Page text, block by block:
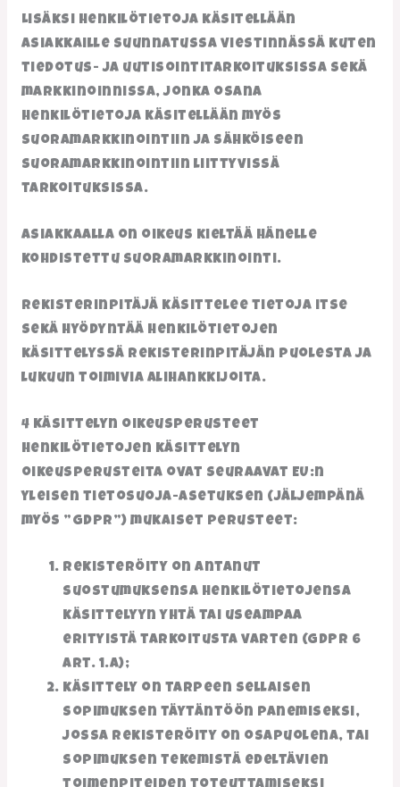
Lisäksi henkilötietoja käsitellään
asiakkaille suunnatussa viestinnässä kuten
tiedotus- ja uutisointitarkoituksissa sekä
markkinoinnissa, jonka osana
henkilötietoja käsitellään myös
suoramarkkinointiin ja sähköiseen
suoramarkkinointiin liittyvissä
tarkoituksissa.
Asiakkaalla on oikeus kieltää hänelle
kohdistettu suoramarkkinointi.
Rekisterinpitäjä käsittelee tietoja itse
sekä hyödyntää henkilötietojen
käsittelyssä rekisterinpitäjän puolesta ja
lukuun toimivia alihankkijoita.
4 Käsittelyn oikeusperusteet
Henkilötietojen käsittelyn
oikeusperusteita ovat seuraavat EU:n
yleisen tietosuoja-asetuksen (jäljempänä
myös ”GDPR”) mukaiset perusteet:
rekisteröity on antanut
suostumuksensa henkilötietojensa
käsittelyyn yhtä tai useampaa
erityistä tarkoitusta varten (GDPR 6
art. 1.a);
käsittely on tarpeen sellaisen
sopimuksen täytäntöön panemiseksi,
jossa rekisteröity on osapuolena, tai
sopimuksen tekemistä edeltävien